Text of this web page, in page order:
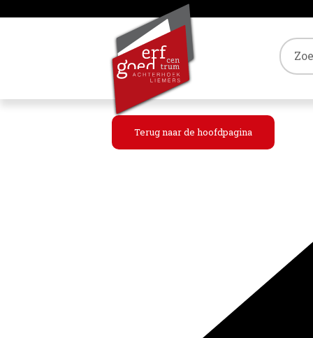
Terug naar de hoofdpagina